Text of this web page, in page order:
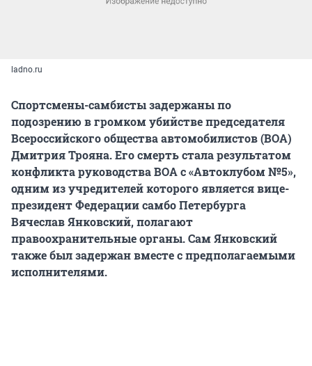
ladno.ru
Спортсмены-самбисты задержаны по
подозрению в громком убийстве председателя
Всероссийского общества автомобилистов (ВОА)
Дмитрия Трояна. Его смерть стала результатом
конфликта руководства ВОА с «Автоклубом №5»,
одним из учредителей которого является вице-
президент Федерации самбо Петербурга
Вячеслав Янковский, полагают
правоохранительные органы. Сам Янковский
также был задержан вместе с предполагаемыми
исполнителями.